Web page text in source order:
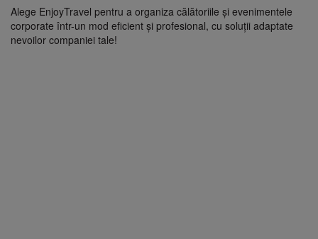
Alege EnjoyTravel pentru a organiza călătoriile și evenimentele
corporate într-un mod eficient și profesional, cu soluții adaptate
nevoilor companiei tale!